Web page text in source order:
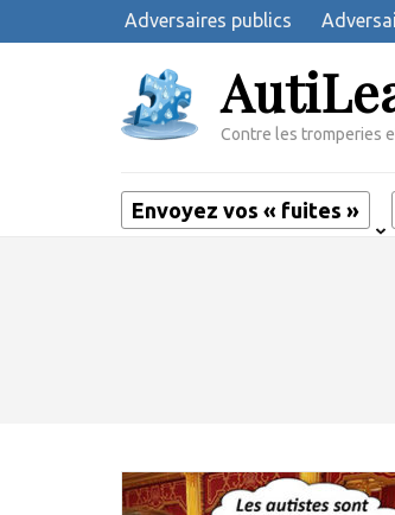
au
Adversaires publics
Contre les tromperies
Envoyez vos « fuites »